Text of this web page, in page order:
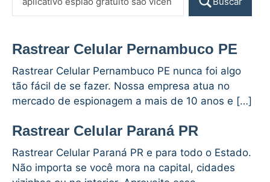
Rastrear Celular Pernambuco PE
Rastrear Celular Pernambuco PE nunca foi algo
tão fácil de se fazer. Nossa empresa atua no
mercado de espionagem a mais de 10 anos e […]
Rastrear Celular Paraná PR
Rastrear Celular Paraná PR e para todo o Estado.
Não importa se você mora na capital, cidades